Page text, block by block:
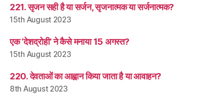
221. सृजन सही है या सर्जन, सृजनात्मक या सर्जनात्मक?
15th August 2023
एक ‘देशद्रोही’ ने कैसे मनाया 15 अगस्त?
15th August 2023
220. देवताओं का आह्वान किया जाता है या आवाहन?
8th August 2023